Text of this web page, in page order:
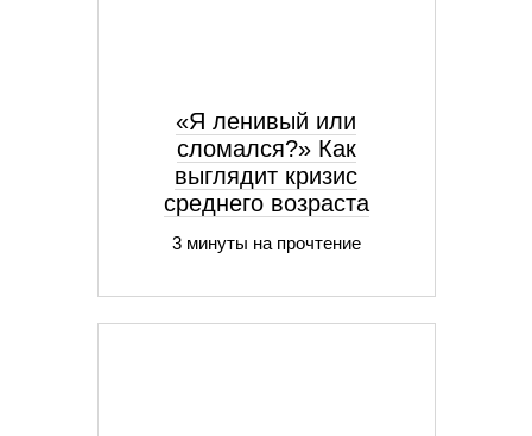
«Я ленивый или
сломался?» Как
выглядит кризис
среднего возраста
3 минуты на прочтение